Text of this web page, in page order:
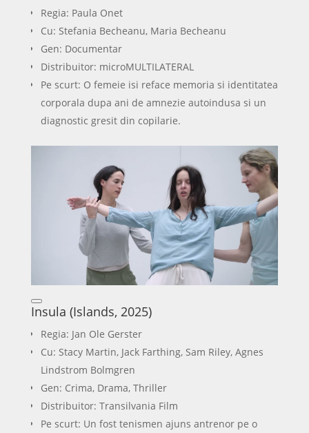
Regia: Paula Onet
Cu: Stefania Becheanu, Maria Becheanu
Gen: Documentar
Distribuitor: microMULTILATERAL
Pe scurt: O femeie isi reface memoria si identitatea
corporala dupa ani de amnezie autoindusa si un
diagnostic gresit din copilarie.
Insula (Islands, 2025)
Regia: Jan Ole Gerster
Cu: Stacy Martin, Jack Farthing, Sam Riley, Agnes
Lindstrom Bolmgren
Gen: Crima, Drama, Thriller
Distribuitor: Transilvania Film
Pe scurt: Un fost tenismen ajuns antrenor pe o